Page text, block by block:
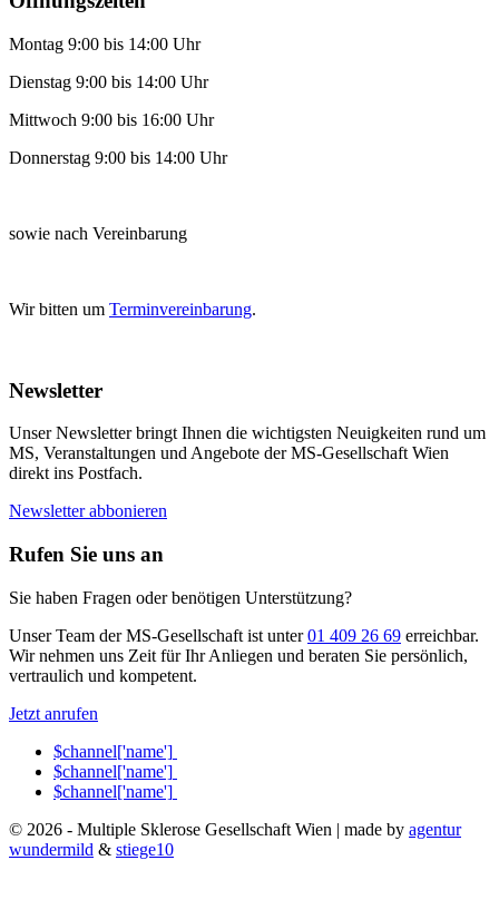
Montag 9:00 bis 14:00 Uhr
Dienstag 9:00 bis 14:00 Uhr
Mittwoch 9:00 bis 16:00 Uhr
Donnerstag 9:00 bis 14:00 Uhr
sowie nach Vereinbarung
Wir bitten um Terminvereinbarung.
Newsletter
Unser Newsletter bringt Ihnen die wichtigsten Neuigkeiten rund um
MS, Veranstaltungen und Angebote der MS-Gesellschaft Wien
direkt ins Postfach.
Newsletter abbonieren
Rufen Sie uns an
Sie haben Fragen oder benötigen Unterstützung?
Unser Team der MS-Gesellschaft ist unter01 409 26 69 erreichbar.
Wir nehmen uns Zeit für Ihr Anliegen und beraten Sie persönlich,
vertraulich und kompetent.
Jetzt anrufen
$channel['name']
$channel['name']
$channel['name']
© 2026 - Multiple Sklerose Gesellschaft Wien | made by agentur
wundermild & stiege10